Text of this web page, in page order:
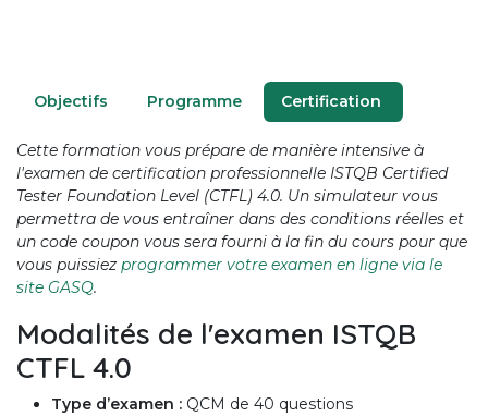
O​bjectifs P​rogramme Certification
Cette formation vous prépare de manière intensive à
l'examen de certification professionnelle ISTQB Certified
Tester Foundation Level (CTFL) 4.0. Un simulateur vous
permettra de vous entraîner dans des conditions réelles et
un code coupon vous sera fourni à la fin du cours pour que
vous puissiez programmer votre examen en ligne via le
site GASQ.
Modalités de l'examen ISTQB
CTFL 4.0
Type d’examen : QCM de 40 questions